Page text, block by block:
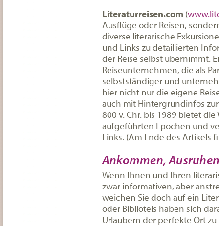
Literaturreisen.com (
Ausflüge oder Reisen,
diverse literarische
und Links zu detaillierten
der Reise selbst übernimmt.
Reiseunternehmen, die als
selbstständiger und
hier nicht nur die eigene
auch mit Hintergrundinfos
800 v. Chr. bis 1989 bietet
aufgeführten Epochen und
Links. (Am Ende des Artikels
Ankommen,
Wenn Ihnen und Ihren
zwar informativen, aber
weichen Sie doch auf ein
oder Bibliotels haben sich
Urlaubern der perfekte Ort